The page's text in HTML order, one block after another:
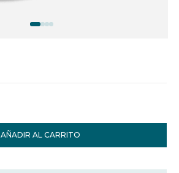
AÑADIR AL CARRITO